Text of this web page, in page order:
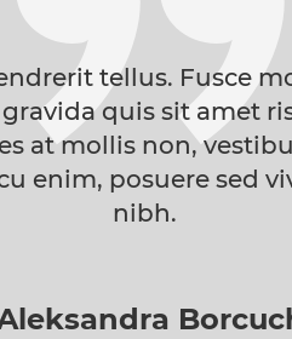
tellus. Fusce
quis sit amet
at mollis non,
enim, posuere sed
nibh.
Borcuch